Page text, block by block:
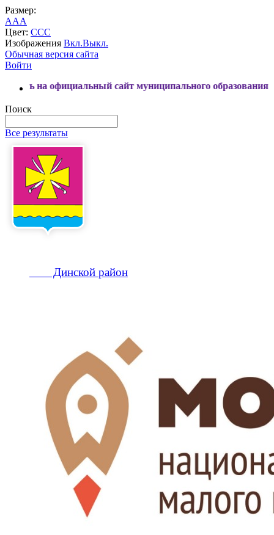
Размер:
AAA
Цвет: CCC
Изображения Вкл.Выкл.
Обычная версия сайта
Войти
сайт муниципального образования Динской
Поиск
Все результаты
Динской район